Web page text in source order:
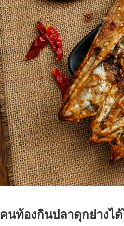
คนท้องกินปลาดุกย่างไ